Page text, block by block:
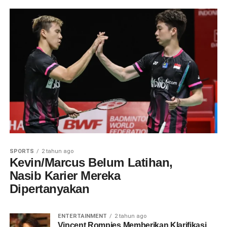
SPORTS 2 tahun ago
Kevin/Marcus Belum Latihan,
Nasib Karier Mereka
Dipertanyakan
ENTERTAINMENT 2 tahun ago